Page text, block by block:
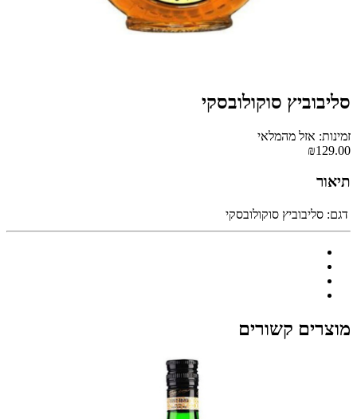
סליבוביץ סוקולובסקי
זמינות: אזל מהמלאי
₪129.00
תיאור
דגם: סליבוביץ סוקולובסקי
מוצרים קשורים